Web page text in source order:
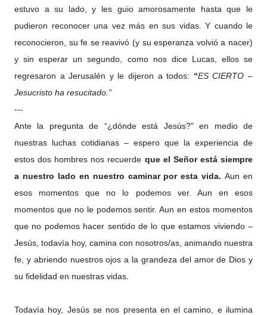
estuvo a su lado, y les guio amorosamente hasta que le
pudieron reconocer una vez más en sus vidas. Y cuando le
reconocieron, su fe se reavivó (y su esperanza volvió a nacer)
y sin esperar un segundo, como nos dice Lucas, ellos se
regresaron a Jerusalén y le dijeron a todos: “ES CIERTO –
Jesucristo ha resucitado.”
---
Ante la pregunta de “¿dónde está Jesús?” en medio de
nuestras luchas cotidianas – espero que la experiencia de
estos dos hombres nos recuerde que el Señor está siempre
a nuestro lado en nuestro caminar por esta vida.Aun en
esos momentos que no lo podemos ver. Aun en esos
momentos que no le podemos sentir. Aun en estos momentos
que no podemos hacer sentido de lo que estamos viviendo –
Jesús, todavía hoy, camina con nosotros/as, animando nuestra
fe, y abriendo nuestros ojos a la grandeza del amor de Dios y
su fidelidad en nuestras vidas.
Todavía hoy, Jesús se nos presenta en el camino, e ilumina